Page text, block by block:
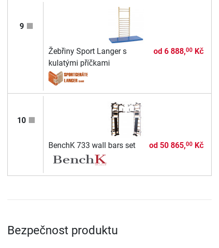
9
Žebřiny Sport Langer s
kulatými příčkami
od 6 888,00Kč
10
BenchK 733 wall bars set od 50 865,00Kč
Bezpečnost produktu